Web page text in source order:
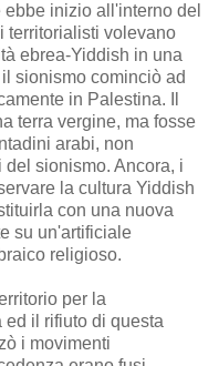
inizio all'interno del
territorialisti volevano
ebrea-Yiddish in una
sionismo cominciò ad
in Palestina. Il
terra vergine, ma fosse
arabi, non
sionismo. Ancora, i
la cultura Yiddish
con una nuova
su un'artificiale
religioso.
per la
il rifiuto di questa
i movimenti